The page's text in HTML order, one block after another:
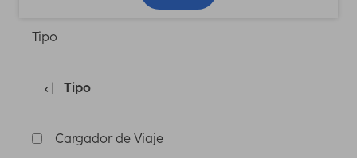
Tipo
Tipo
Cargador de Viaje